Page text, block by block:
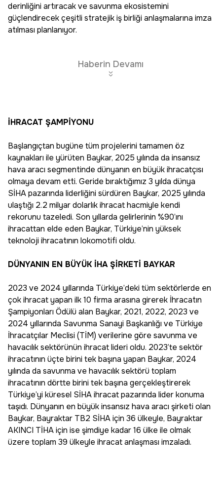
derinliğini artıracak ve savunma ekosistemini
güçlendirecek çeşitli stratejik iş birliği anlaşmalarına imza
atılması planlanıyor.
Haberin Devamı
İHRACAT ŞAMPİYONU
Başlangıçtan bugüne tüm projelerini tamamen öz
kaynakları ile yürüten Baykar, 2025 yılında da insansız
hava aracı segmentinde dünyanın en büyük ihracatçısı
olmaya devam etti. Geride bıraktığımız 3 yılda dünya
SİHA pazarında liderliğini sürdüren Baykar, 2025 yılında
ulaştığı 2.2 milyar dolarlık ihracat hacmiyle kendi
rekorunu tazeledi. Son yıllarda gelirlerinin %90’ını
ihracattan elde eden Baykar, Türkiye’nin yüksek
teknoloji ihracatının lokomotifi oldu.
DÜNYANIN EN BÜYÜK İHA ŞİRKETİ BAYKAR
2023 ve 2024 yıllarında Türkiye’deki tüm sektörlerde en
çok ihracat yapan ilk 10 firma arasına girerek İhracatın
Şampiyonları Ödülü alan Baykar, 2021, 2022, 2023 ve
2024 yıllarında Savunma Sanayi Başkanlığı ve Türkiye
İhracatçılar Meclisi (TİM) verilerine göre savunma ve
havacılık sektörünün ihracat lideri oldu. 2023’te sektör
ihracatının üçte birini tek başına yapan Baykar, 2024
yılında da savunma ve havacılık sektörü toplam
ihracatının dörtte birini tek başına gerçekleştirerek
Türkiye’yi küresel SİHA ihracat pazarında lider konuma
taşıdı. Dünyanın en büyük insansız hava aracı şirketi olan
Baykar, Bayraktar TB2 SİHA için 36 ülkeyle, Bayraktar
AKINCI TİHA için ise şimdiye kadar 16 ülke ile olmak
üzere toplam 39 ülkeyle ihracat anlaşması imzaladı.